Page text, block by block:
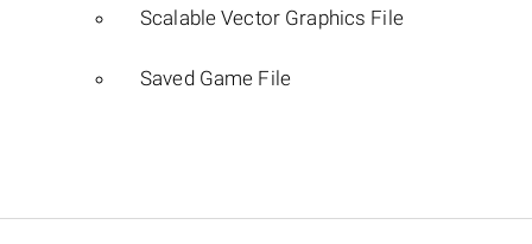
Scalable Vector Graphics File
Saved Game File